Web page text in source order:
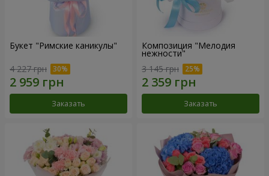
Букет "Римские каникулы"
4 227 грн
Заказать
Композиция "Мелодия
нежности"
3 145 грн
Заказать